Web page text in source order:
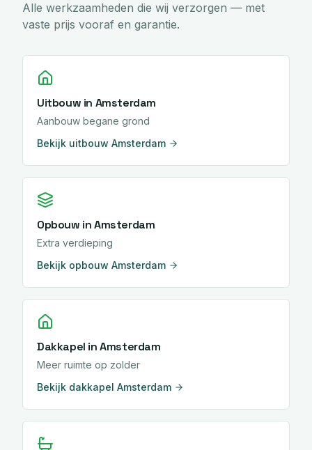
Alle werkzaamheden die wij verzorgen — met
vaste prijs vooraf en garantie.
Uitbouw in Amsterdam
Aanbouw begane grond
Bekijk uitbouw Amsterdam
Opbouw inAmsterdam
Extra verdieping
Bekijk opbouw Amsterdam
Dakkapel inAmsterdam
Meer ruimte op zolder
Bekijk dakkapel Amsterdam